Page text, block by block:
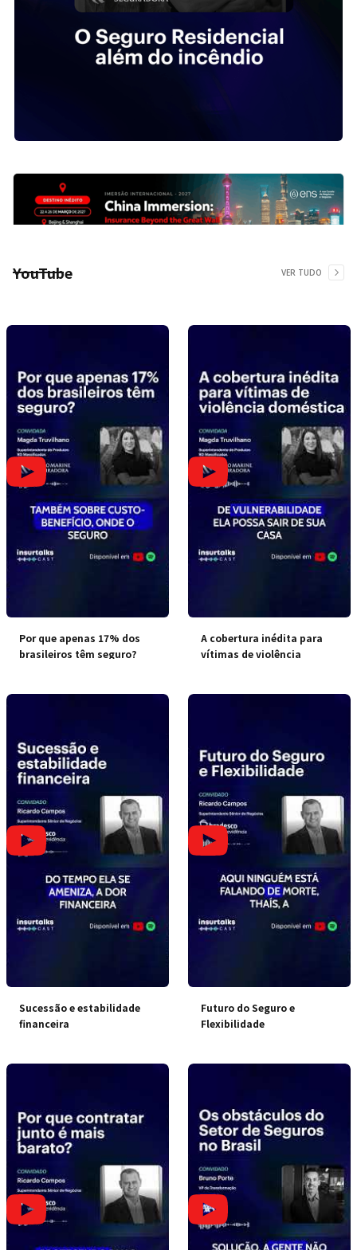
YouTube VER TUDO
Por que apenas 17% dos
brasileiros têm seguro?
A cobertura inédita para
vítimas de violência
Sucessão e estabilidade
financeira
Futuro do Seguro e
Flexibilidade